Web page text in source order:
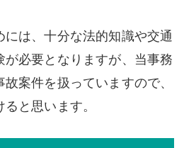
は、十分な法的知識や交通
必要となりますが、当事務
案件を扱っていますので、
と思います。